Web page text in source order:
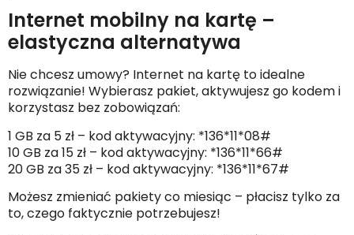
Internet mobilny na kartę –
elastyczna alternatywa
Nie chcesz umowy? Internet na kartę to idealne
rozwiązanie! Wybierasz pakiet, aktywujesz go kodem i
korzystasz bez zobowiązań:
1 GB za 5 zł – kod aktywacyjny: *136*11*08#
10 GB za 15 zł – kod aktywacyjny: *136*11*66#
20 GB za 35 zł – kod aktywacyjny: *136*11*67#
Możesz zmieniać pakiety co miesiąc – płacisz tylko za
to, czego faktycznie potrzebujesz!